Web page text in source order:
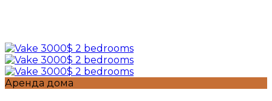
Аренда дома